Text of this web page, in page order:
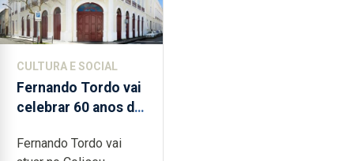
CULTURA E SOCIAL
Fernando Tordo vai
celebrar 60 anos de
Micaelense
Fernando Tordo vai